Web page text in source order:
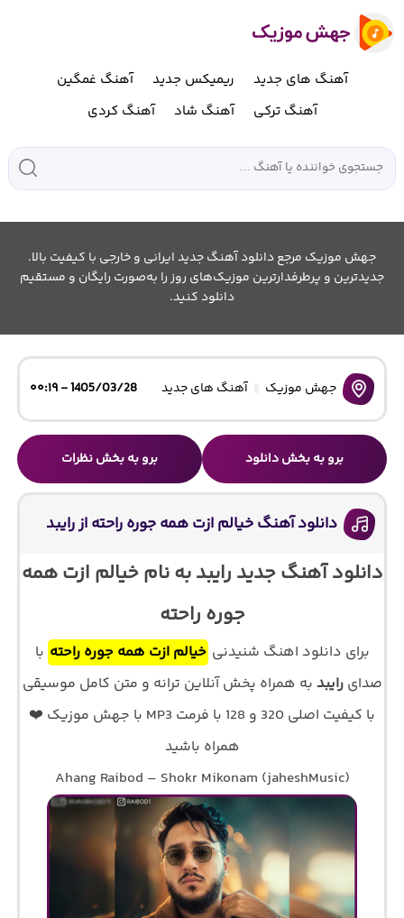
آهنگ های جدید ریمیکس جدید
آهنگ غمگین
آهنگ ترکی
آهنگ شاد آهنگ کردی
جهش موزیک مرجع دانلود آهنگ جدید ایرانی و خارجی با کیفیت بالا.
جدیدترین و پرطرفدارترین موزیک‌های روز را به‌صورت رایگان و مستقیم
دانلود کنید.
جهش موزیک آهنگ های جدید 1405/03/28 - ۰۰:۱۹
برو به بخش دانلود برو به بخش نظرات
دانلود آهنگ خیالم ازت همه جوره راحته از رایبد
دانلود آهنگ جدید رایبد به نام خیالم ازت همه
جوره راحته
برای دانلود اهنگ شنیدنی خیالم ازت همه جوره راحته با
صدایرایبد به همراه پخش آنلاین ترانه و متن کامل موسیقی
با کیفیت اصلی 320 و 128 با فرمت MP3 با جهش موزیک ❤️
همراه باشید
Ahang Raibod – Shokr Mikonam (jaheshMusic)